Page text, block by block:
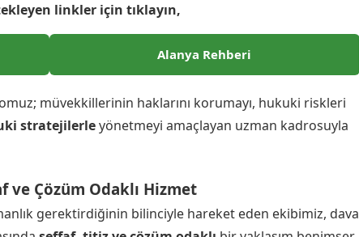
linkler için tıklayın,
Alanya Rehberi
müvekkillerinin haklarını korumayı, hukuki riskleri
stratejilerleyönetmeyi amaçlayan uzman kadrosuyla
ve Çözüm Odaklı Hizmet
gerektirdiğinin bilinciyle hareket eden ekibimiz, dava